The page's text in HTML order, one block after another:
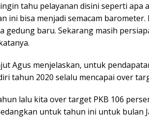
tahu pelayanan disini seperti apa
ini bisa menjadi semacam
gedung baru. Sekarang masih
Agus menjelaskan, untuk
tahun 2020 selalu mencapai over
lalu kita over target PKB 106
untuk tahun ini untuk bulan